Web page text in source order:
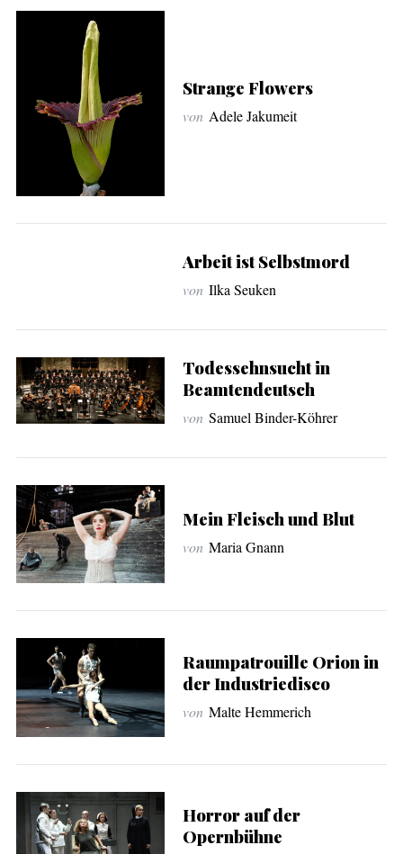
Strange Flowers
von Adele Jakumeit
Arbeit ist Selbstmord
von Ilka Seuken
Todessehnsucht in
Beamtendeutsch
von Samuel Binder-Köhrer
Mein Fleisch und Blut
von Maria Gnann
Raumpatrouille Orion in
der Industriedisco
von Malte Hemmerich
Horror auf der
Opernbühne